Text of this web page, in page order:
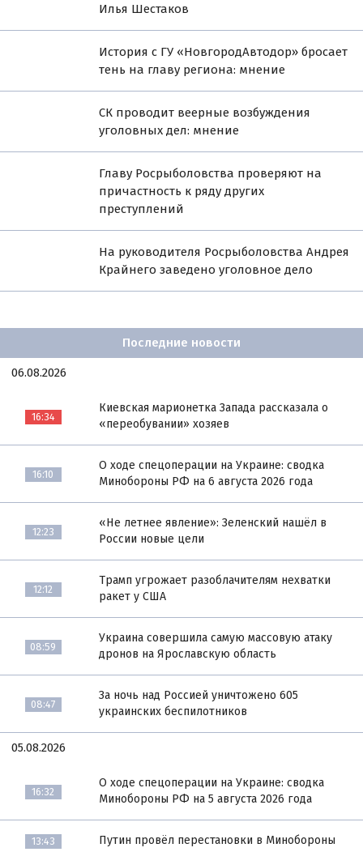
Илья Шестаков
История с ГУ «НовгородАвтодор» бросает
тень на главу региона: мнение
СК проводит веерные возбуждения
уголовных дел: мнение
Главу Росрыболовства проверяют на
причастность к ряду других
преступлений
На руководителя Росрыболовства Андрея
Крайнего заведено уголовное дело
Последние новости
06.08.2026
16:34
Киевская марионетка Запада рассказала о
«переобувании» хозяев
16:10
О ходе спецоперации на Украине: сводка
Минобороны РФ на 6 августа 2026 года
12:23
«Не летнее явление»: Зеленский нашёл в
России новые цели
12:12
Трамп угрожает разоблачителям нехватки
ракет у США
08:59
Украина совершила самую массовую атаку
дронов на Ярославскую область
08:47
За ночь над Россией уничтожено 605
украинских беспилотников
05.08.2026
16:32
О ходе спецоперации на Украине: сводка
Минобороны РФ на 5 августа 2026 года
13:43 Путин провёл перестановки в Минобороны